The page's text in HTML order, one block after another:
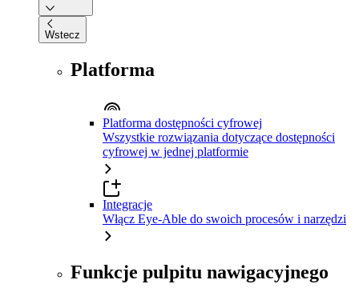
Wstecz
Platforma
Platforma dostępności cyfrowej
Wszystkie rozwiązania dotyczące dostępności
cyfrowej w jednej platformie
Integracje
Włącz Eye-Able do swoich procesów i narzędzi
Funkcje pulpitu nawigacyjnego